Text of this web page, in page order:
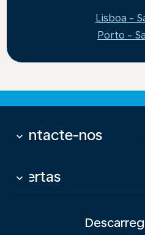
Lisboa -
Porto -
Contacte-nos
keyboard_arrow_down
Ofertas
keyboard_arrow_down